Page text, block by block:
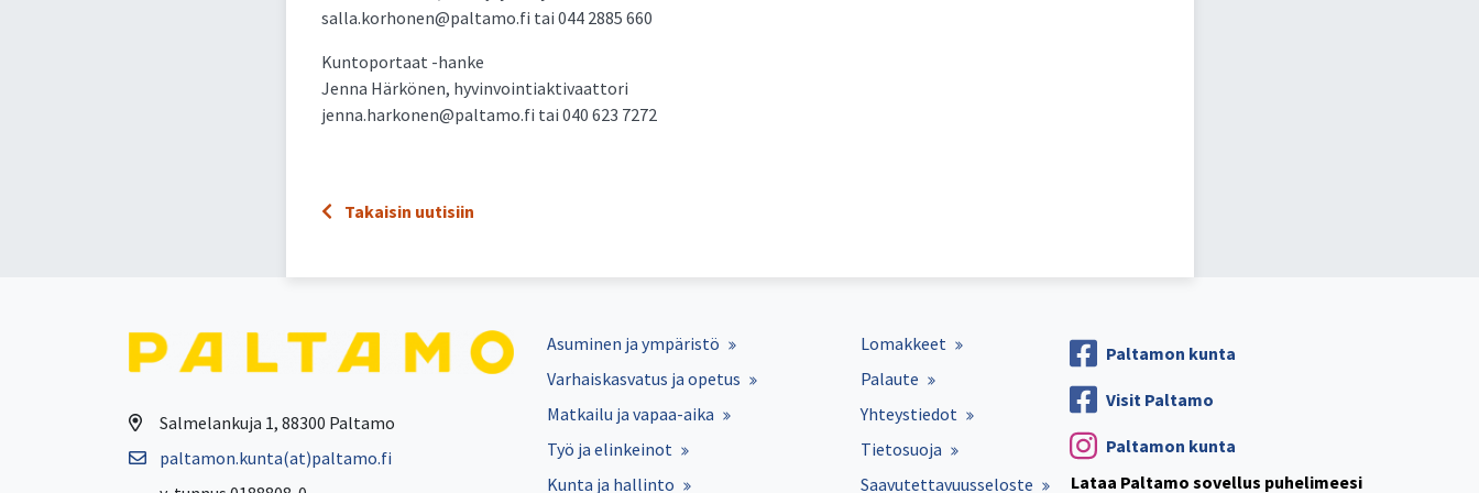
salla.korhonen@paltamo.fi tai 044 2885 660
Kuntoportaat -hanke
Jenna Härkönen, hyvinvointiaktivaattori
jenna.harkonen@paltamo.fi tai 040 623 7272
Takaisin uutisiin
Salmelankuja 1, 88300 Paltamo
paltamon.kunta(at)paltamo.fi
Asuminen ja ympäristö
Varhaiskasvatus ja opetus
Matkailu ja vapaa-aika
Työ ja elinkeinot
Kunta ja hallinto
Lomakkeet
Palaute
Yhteystiedot
Tietosuoja
Saavutettavuusseloste
Paltamon kunta
Visit Paltamo
Paltamon kunta
Lataa Paltamo sovellus puhelimeesi